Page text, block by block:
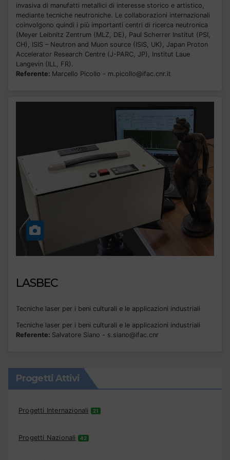
invasiva di manufatti metallici di interesse storico e artistico,
mediante tecniche neutroniche. Le collaborazioni internazionali
coinvolgono quindi i più importanti centri di ricerca neutronica
(Meyer Leibnitz Zentrum (MLZ, DE), Paul Scherrer Institut (PSI,
CH), ISIS – Neutron and Muon source (ISIS, UK), Japan Proton
Accelerator Research Centre (J-PARC, JP), Institut Laue
Langevin (ILL, FR).
Referente: Marcello Picollo - m.picollo@ifac.cnr.it
LASBEC
Tecniche laser per i beni culturali e le applicazioni industriali
Tecniche laser per i beni culturali e le applicazioni industriali
Referente: Salvatore Siano - s.siano@ifac.cnr
Progetti Attivi
Progetti Internazionali 21
Progetti Nazionali 42